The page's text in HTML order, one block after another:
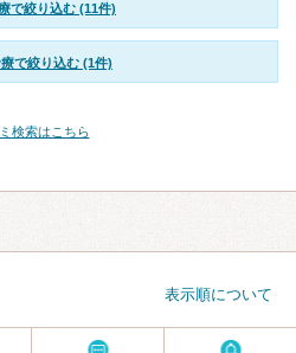
で絞り込む (11件)
で絞り込む (1件)
検索はこちら
表示順について